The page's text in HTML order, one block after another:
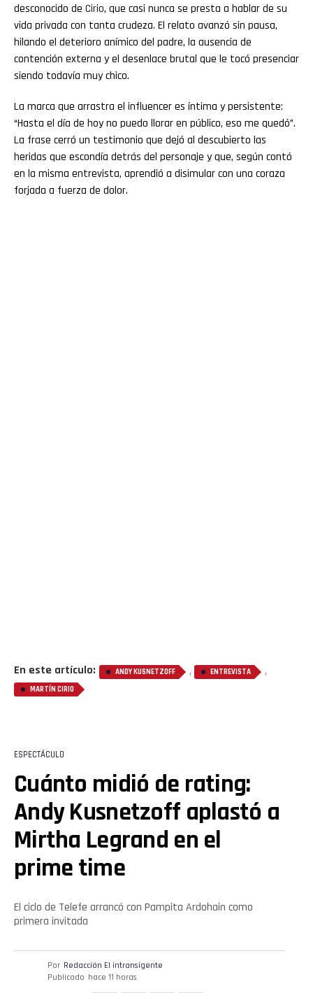
desconocido de Cirio, que casi nunca se presta a hablar de su
vida privada con tanta crudeza. El relato avanzó sin pausa,
hilando el deterioro anímico del padre, la ausencia de
contención externa y el desenlace brutal que le tocó presenciar
siendo todavía muy chico.
La marca que arrastra el influencer es íntima y persistente:
“Hasta el día de hoy no puedo llorar en público, eso me quedó”.
La frase cerró un testimonio que dejó al descubierto las
heridas que escondía detrás del personaje y que, según contó
en la misma entrevista, aprendió a disimular con una coraza
forjada a fuerza de dolor.
En este artículo: ANDY KUSNETZOFF , ENTREVISTA ,
MARTÍN CIRIO
ESPECTÁCULO
Cuánto midió de rating:
Andy Kusnetzoff aplastó a
Mirtha Legrand en el
prime time
El ciclo de Telefe arrancó con Pampita Ardohain como
primera invitada
Por Redacción El intransigente
Publicado hace 11 horas